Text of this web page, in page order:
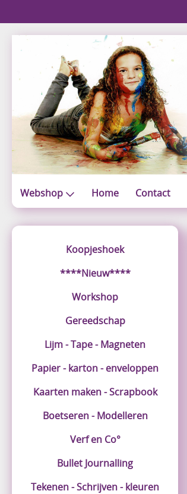
Webshop Home Contact
Koopjeshoek
****Nieuw****
Workshop
Gereedschap
Lijm - Tape - Magneten
Papier - karton - enveloppen
Kaarten maken - Scrapbook
Boetseren - Modelleren
Verf en Co°
Bullet Journalling
Tekenen - Schrijven - kleuren